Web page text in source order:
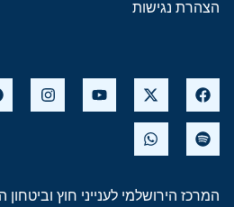
הצהרת נגישות
המרכז הירושלמי לענייני חוץ